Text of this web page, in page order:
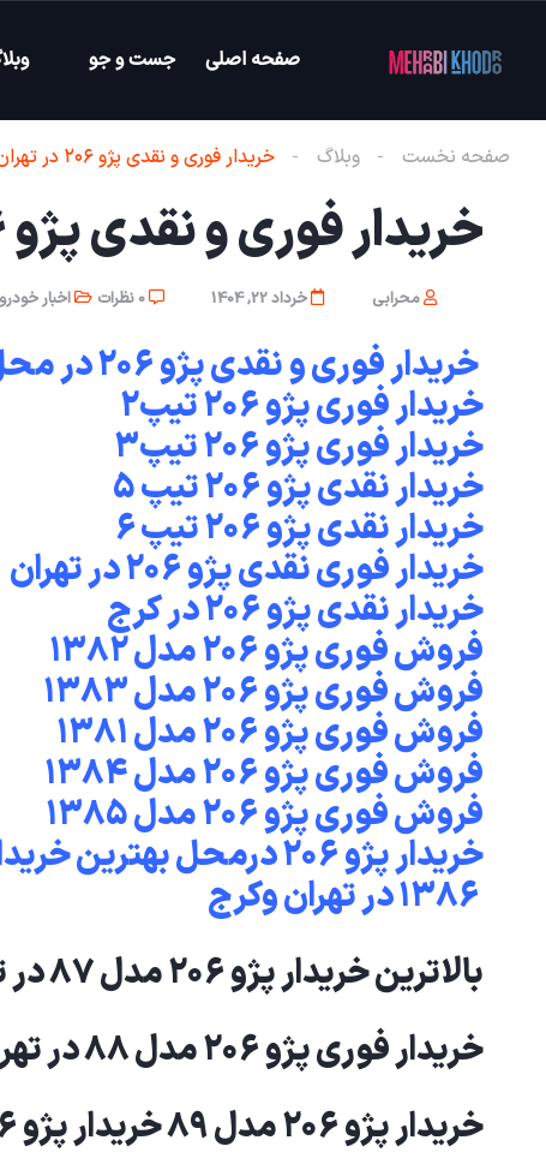
صفحه اصلی جست و جو
صفحه نخست وبلاگ خریدار فوری و نقدی پژو ۲۰۶ در تهران و‌کرج
خریدار فوری و نقدی پژو ۲۰۶ در تهران و‌کرج
محرابی خرداد 22, 1404 0 نظرات اخبار خودرو
خریدار فوری پژو ۲۰۶ تیپ۲
خریدار فوری پژو ۲۰۶ تیپ۳
خریدار نقدی پژو ۲۰۶ تیپ ۵
خریدار نقدی پژو ۲۰۶ تیپ ۶
خریدار فوری نقدی پژو ۲۰۶ در تهران
خریدار نقدی پژو ۲۰۶ در کرج
فروش فوری پژو ۲۰۶ مدل ۱۳۸۲
فروش فوری پژو ۲۰۶ مدل ۱۳۸۳
فروش فوری پژو ۲۰۶ مدل ۱۳۸۱
فروش فوری پژو ۲۰۶ مدل ۱۳۸۴
فروش فوری پژو ۲۰۶ مدل
۱۳۸۵
بالاترین خریدار پژو ۲۰۶ مدل ۸۷ در تهران
خریدار فوری پژو ۲۰۶ مدل ۸۸ در تهران و‌کرج
خریدار پژو ۲۰۶ مدل ۸۹ خریدار پژو ۲۰۶ مدل ۹۰